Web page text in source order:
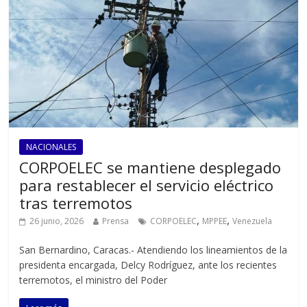
NACIONALES
CORPOELEC se mantiene desplegado
para restablecer el servicio eléctrico
tras terremotos
26 junio, 2026 Prensa CORPOELEC, MPPEE,Venezuela
San Bernardino, Caracas.- Atendiendo los lineamientos de la
presidenta encargada, Delcy Rodríguez, ante los recientes
terremotos, el ministro del Poder